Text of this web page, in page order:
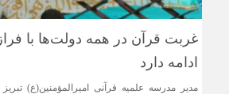
غربت قرآن در همه دولت‌ها با
ادامه دارد
مدیر مدرسه علمیه قرآنی امیرالمؤمنین(ع)